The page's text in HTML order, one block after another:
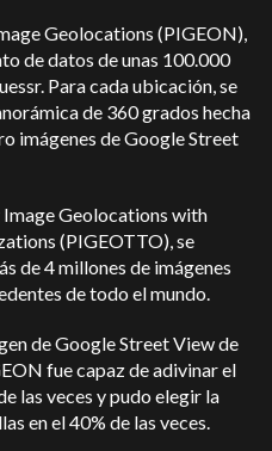
Geolocations (PIGEON),
de datos de unas 100.000
Para cada ubicación, se
de 360 grados hecha
imágenes de Google Street
Geolocations with
(PIGEOTTO), se
de 4 millones de imágenes
de todo el mundo.
de Google Street View de
fue capaz de adivinar el
las veces y pudo elegir la
en el 40% de las veces.